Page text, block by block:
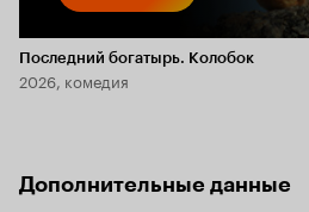
Последний богатырь. Колобок
2026, комедия
Дополнительные данные